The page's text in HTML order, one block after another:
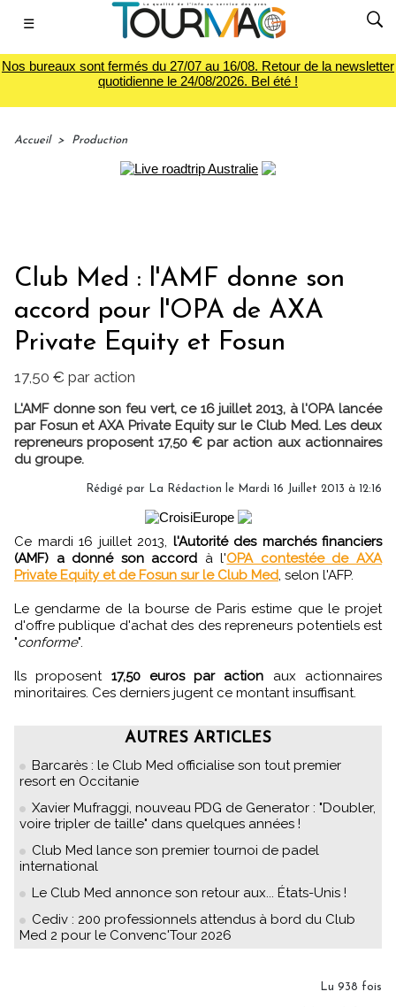
☰
Nos bureaux sont fermés du 27/07 au 16/08. Retour de la newsletter
quotidienne le 24/08/2026. Bel été !
Accueil > Production
Club Med : l'AMF donne son
accord pour l'OPA de AXA
Private Equity et Fosun
17,50 € par action
L'AMF donne son feu vert, ce 16 juillet 2013, à l'OPA lancée
par Fosun et AXA Private Equity sur le Club Med. Les deux
repreneurs proposent 17,50 € par action aux actionnaires
du groupe.
Rédigé par La Rédaction le Mardi 16 Juillet 2013 à 12:16
Ce mardi 16 juillet 2013, l'Autorité des marchés financiers
(AMF) a donné son accord à l'OPA contestée de AXA
Private Equity et de Fosun sur le Club Med, selon l'AFP.
Le gendarme de la bourse de Paris estime que le projet
d'offre publique d'achat des des repreneurs potentiels est
"conforme".
Ils proposent 17,50 euros par action aux actionnaires
minoritaires. Ces derniers jugent ce montant insuffisant.
AUTRES ARTICLES
Barcarès : le Club Med officialise son tout premier
resort en Occitanie
Xavier Mufraggi, nouveau PDG de Generator : "Doubler,
voire tripler de taille" dans quelques années !
Club Med lance son premier tournoi de padel
international
Le Club Med annonce son retour aux... États-Unis !
Cediv : 200 professionnels attendus à bord du Club
Med 2 pour le Convenc'Tour 2026
Lu 938 fois